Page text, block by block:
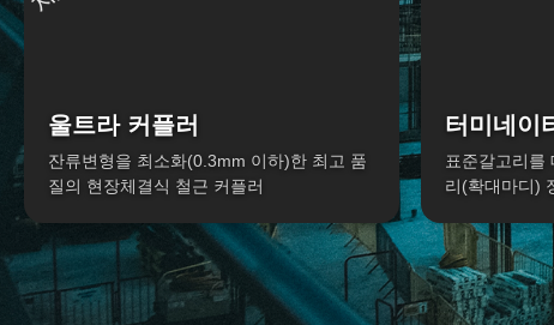
울트라 커플러
잔류변형을 최소화(0.3mm 이하)한 최고 품
질의 현장체결식 철근 커플러
터미네이
표준갈고리를
리(확대마디)